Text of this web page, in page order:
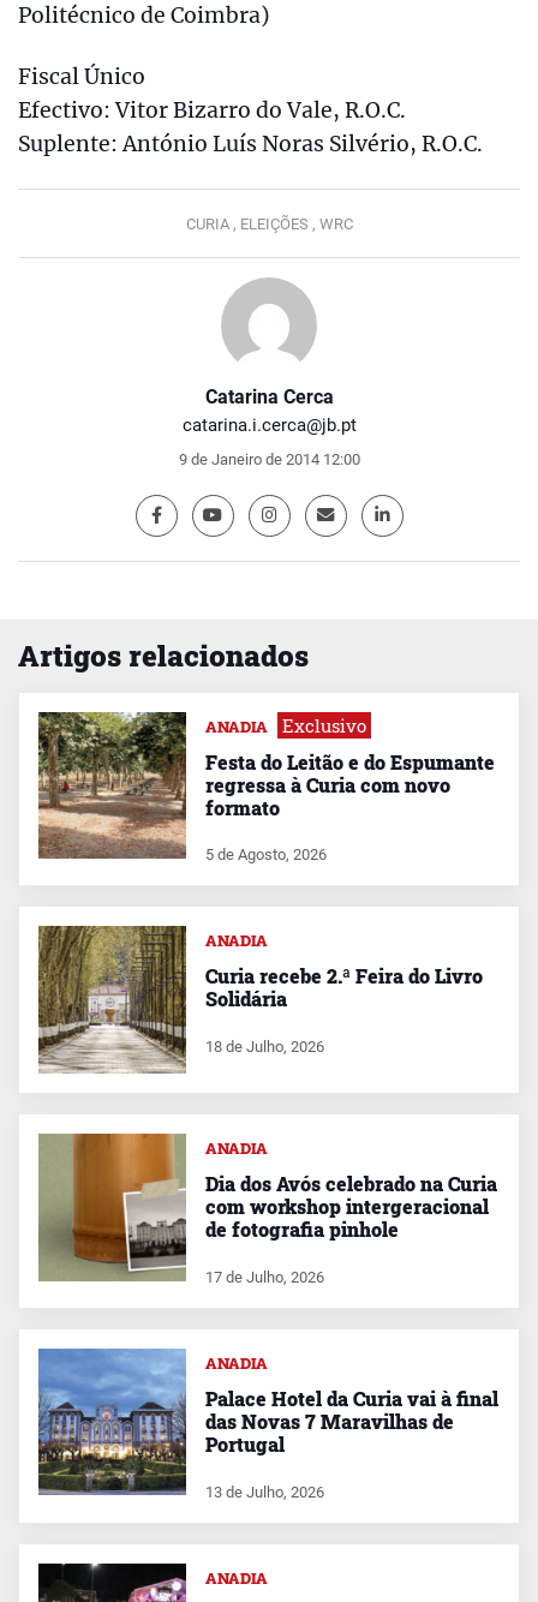
Catarina Cerca
catarina.i.cerca@jb.pt
9 de Janeiro de 2014 12:00
Politécnico de Coimbra)
Fiscal Único
Efectivo: Vitor Bizarro do Vale, R.O.C.
Suplente: António Luís Noras Silvério, R.O.C.
CURIA , ELEIÇÕES , WRC
Artigos relacionados
ANADIA Exclusivo
Festa do Leitão e do Espumante
regressa à Curia com novo
formato
5 de Agosto, 2026
ANADIA
Curia recebe 2.ª Feira do Livro
Solidária
18 de Julho, 2026
ANADIA
Dia dos Avós celebrado na Curia
com workshop intergeracional
de fotografia pinhole
17 de Julho, 2026
ANADIA
Palace Hotel da Curia vai à final
das Novas 7 Maravilhas de
Portugal
13 de Julho, 2026
ANADIA